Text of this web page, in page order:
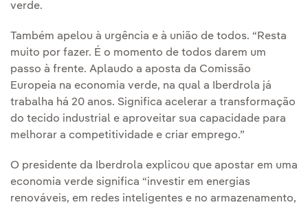
verde.
Também apelou à urgência e à união de todos. “Resta
muito por fazer. É o momento de todos darem um
passo à frente. Aplaudo a aposta da Comissão
Europeia na economia verde, na qual a Iberdrola já
trabalha há 20 anos. Significa acelerar a transformação
do tecido industrial e aproveitar sua capacidade para
melhorar a competitividade e criar emprego.”
O presidente da Iberdrola explicou que apostar em uma
economia verde significa “investir em energias
renováveis, em redes inteligentes e no armazenamento,